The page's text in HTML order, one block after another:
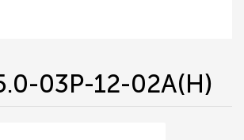
03P-12-02A(H)